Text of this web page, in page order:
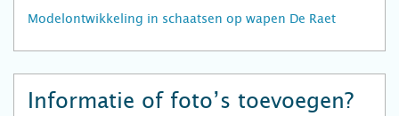
Modelontwikkeling in schaatsen op wapen De Raet
Informatie of foto’s toevoegen?